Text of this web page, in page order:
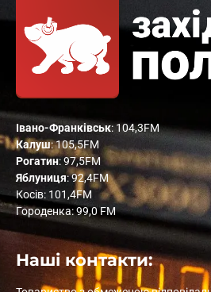
Івано-Франківськ: 104,3FM
Калуш: 105,5FM
Рогатин: 97,5FM
Яблуниця: 92,4FM
Косів: 101,4FM
Городенка: 99,0 FM
Наші контакти: